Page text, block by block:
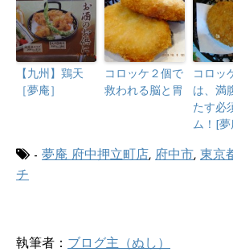
【九州】鶏天
［夢庵］
コロッケ２個で
救われる脳と胃
コロッ
は、満
たす必
ム！ [夢
- 夢庵 府中押立町店, 府中市, 東京
チ
執筆者： ブログ主（ぬし）